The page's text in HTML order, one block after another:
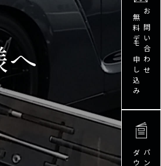
お問い合わせ
無料デモ申し込み